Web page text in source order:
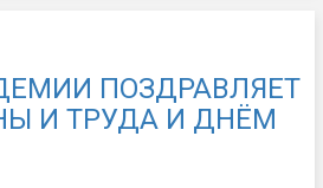
ПОЗДРАВЛЯЕТ
И ТРУДА И ДНЁМ